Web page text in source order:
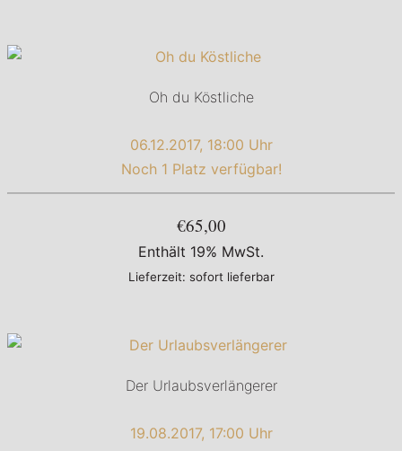
Oh du Köstliche
06.12.2017, 18:00 Uhr
Noch 1 Platz verfügbar!
€65,00
Enthält 19% MwSt.
Lieferzeit: sofort lieferbar
Der Urlaubsverlängerer
19.08.2017, 17:00 Uhr